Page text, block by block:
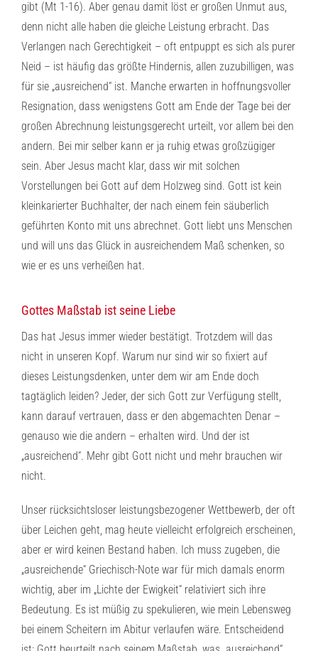
gibt (Mt 1-16). Aber genau damit löst er großen Unmut aus,
denn nicht alle haben die gleiche Leistung erbracht. Das
Verlangen nach Gerechtigkeit – oft entpuppt es sich als purer
Neid – ist häufig das größte Hindernis, allen zuzubilligen, was
für sie „ausreichend“ ist. Manche erwarten in hoffnungsvoller
Resignation, dass wenigstens Gott am Ende der Tage bei der
großen Abrechnung leistungsgerecht urteilt, vor allem bei den
andern. Bei mir selber kann er ja ruhig etwas großzügiger
sein. Aber Jesus macht klar, dass wir mit solchen
Vorstellungen bei Gott auf dem Holzweg sind. Gott ist kein
kleinkarierter Buchhalter, der nach einem fein säuberlich
geführten Konto mit uns abrechnet. Gott liebt uns Menschen
und will uns das Glück in ausreichendem Maß schenken, so
wie er es uns verheißen hat.
Gottes Maßstab ist seine Liebe
Das hat Jesus immer wieder bestätigt. Trotzdem will das
nicht in unseren Kopf. Warum nur sind wir so fixiert auf
dieses Leistungsdenken, unter dem wir am Ende doch
tagtäglich leiden? Jeder, der sich Gott zur Verfügung stellt,
kann darauf vertrauen, dass er den abgemachten Denar –
genauso wie die andern – erhalten wird. Und der ist
„ausreichend“. Mehr gibt Gott nicht und mehr brauchen wir
nicht.
Unser rücksichtsloser leistungsbezogener Wettbewerb, der oft
über Leichen geht, mag heute vielleicht erfolgreich erscheinen,
aber er wird keinen Bestand haben. Ich muss zugeben, die
„ausreichende“ Griechisch-Note war für mich damals enorm
wichtig, aber im „Lichte der Ewigkeit“ relativiert sich ihre
Bedeutung. Es ist müßig zu spekulieren, wie mein Lebensweg
bei einem Scheitern im Abitur verlaufen wäre. Entscheidend